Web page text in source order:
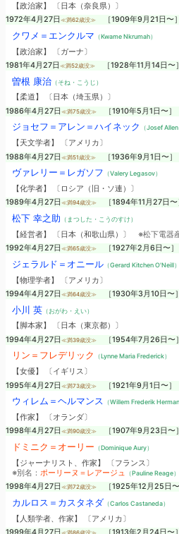
【政治家】 〔日本（奈良県）〕
1972年4月27日 ≪満62歳没≫ ［1909年9月21日〜］
クワメ＝エンクルマ （Kwame Nkrumah）
【政治家】 〔ガーナ〕
1981年4月27日 ≪満52歳没≫ ［1928年11月14日〜］
曽根 康治（そね・こうじ）
【柔道】 〔日本（埼玉県）〕
1986年4月27日 ≪満75歳没≫ ［1910年5月1日〜］
ジョセフ＝アレン＝ハイネック （Josef
【天文学者】 〔アメリカ〕
1988年4月27日 ≪満51歳没≫ ［1936年9月1日〜］
ヴァレリー＝レガソフ （Valery Legasov）
【化学者】 〔ロシア（旧・ソ連）〕
1989年4月27日 ≪満94歳没≫ ［1894年11月27日〜
松下 幸之助 （まつした・こうのすけ）
【経営者】 〔日本（和歌山県）〕 ※松下電器
1992年4月27日 ≪満65歳没≫ ［1927年2月6日〜］
ジェラルド＝オニール（Gerard Kitchen O'Neill）
【物理学者】 〔アメリカ〕
1994年4月27日 ≪満64歳没≫ ［1930年3月10日〜］
小川 英（おがわ・えい）
【脚本家】 〔日本（東京都）〕
1994年4月27日 ≪満39歳没≫ ［1954年7月26日〜］
リン＝フレデリック （Lynne Maria Frederick）
【女優】 〔イギリス〕
1995年4月27日 ≪満73歳没≫ ［1921年9月1日〜］
ウィレム＝ヘルマンス （Willem Frederik
【作家】 〔オランダ〕
1998年4月27日 ≪満90歳没≫ ［1907年9月23日〜］
ドミニク＝オーリー （Dominique Aury）
【ジャーナリスト、作家】 〔フランス〕
※別名： ポーリーヌ＝レアージュ （Pauline Reage）
1998年4月27日 ≪満72歳没≫ ［1925年12月25日〜
カルロス＝カスタネダ （Carlos Castaneda）
【人類学者、作家】 〔アメリカ〕
≪満86歳没≫